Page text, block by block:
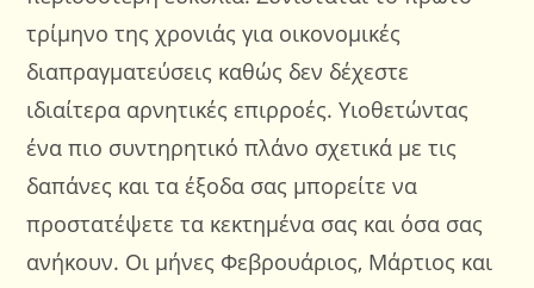
τρίμηνο της χρονιάς για οικονομικές
διαπραγματεύσεις καθώς δεν δέχεστε
ιδιαίτερα αρνητικές επιρροές. Υιοθετώντας
ένα πιο συντηρητικό πλάνο σχετικά με τις
δαπάνες και τα έξοδα σας μπορείτε να
προστατέψετε τα κεκτημένα σας και όσα σας
ανήκουν. Οι μήνες Φεβρουάριος, Μάρτιος και